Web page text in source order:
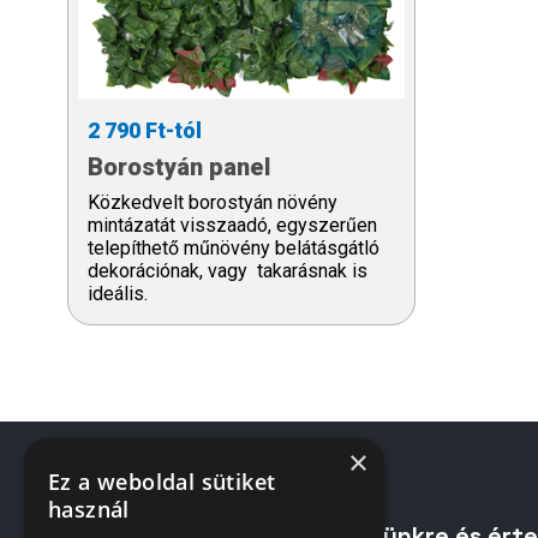
2 790 Ft-tól
Borostyán panel
Közkedvelt borostyán növény
mintázatát visszaadó, egyszerűen
telepíthető műnövény belátásgátló
dekorációnak, vagy takarásnak is
ideális.
×
Ez a weboldal sütiket
használ